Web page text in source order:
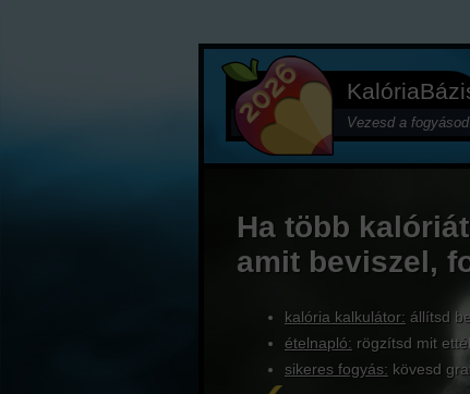
Vezesd a
Ha több
amit beviszel,
kalória kalkulátor: állítsd
ételnapló: rögzítsd mit
sikeres fogyás: kövesd